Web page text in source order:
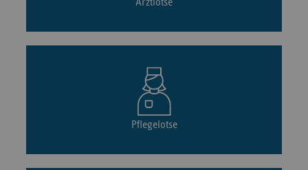
Pflegelotse